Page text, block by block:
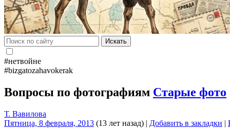
Искать
#нетвойне
#bizgatozahavokerak
Вопросы по фотографиям Старые фото
Т. Вавилова
Пятница, 8 февраля, 2013 (13 лет назад) | Добавить в закладки |